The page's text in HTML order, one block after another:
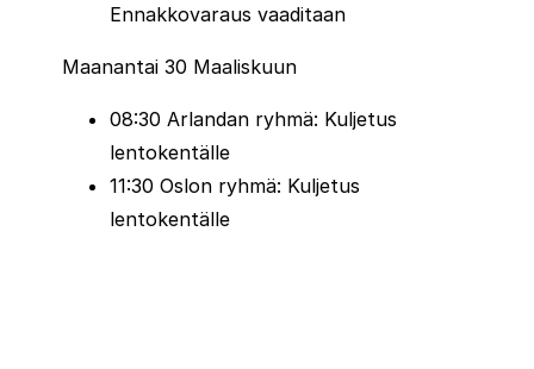
jotka haluavat yhdistää matkailun, kulttuurin ja
Jos haluat täydentää SuperHalfs-sarjaasi, sinulla
oltava SuperHalfs-passi.
Ennakkovaraus vaaditaan
Maanantai 30 Maaliskuun
08:30 Arlandan ryhmä: Kuljetus
lentokentälle
11:30 Oslon ryhmä: Kuljetus
lentokentälle